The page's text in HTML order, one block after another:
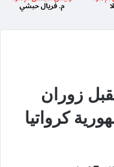
زوران
كرواتيا